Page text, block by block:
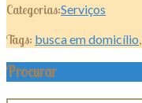
Categorias:Serviços
Tags: busca em domicílio
Procurar